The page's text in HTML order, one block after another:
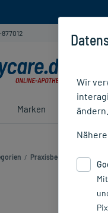
Marken Ratgeber
/ Praxisbedarf /
Wir
ändern.